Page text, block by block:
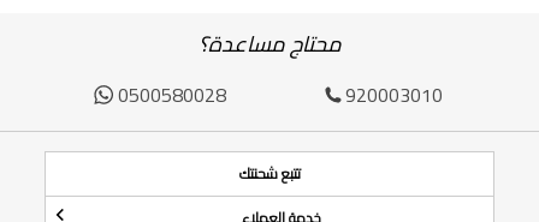
محتاج مساعدة؟
920003010
0500580028
تتبع شحنتك